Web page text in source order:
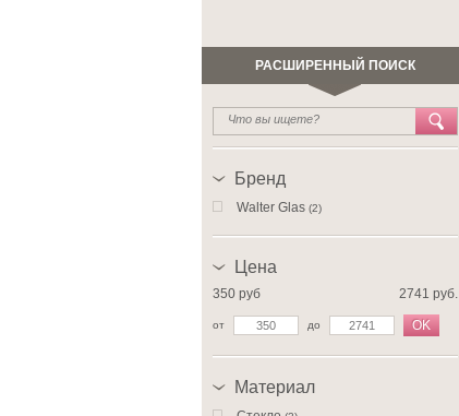
РАСШИРЕННЫЙ ПОИСК
Бренд
Walter Glas (2)
Цена
350 руб 2741 руб.
от до OK
Материал